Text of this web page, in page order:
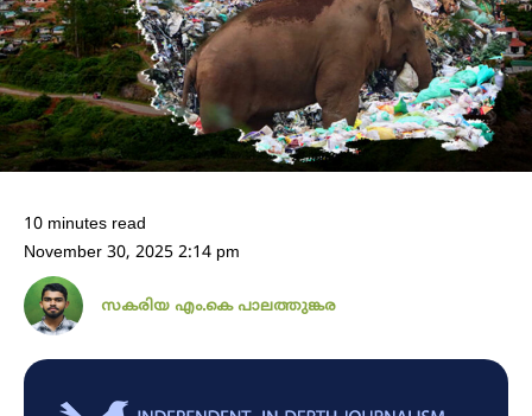
10 minutes read
November 30, 2025 2:14 pm
സകരിയ എം.കെ പാലത്തുങ്കര